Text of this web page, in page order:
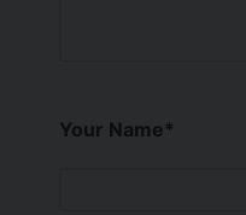
Your Name*